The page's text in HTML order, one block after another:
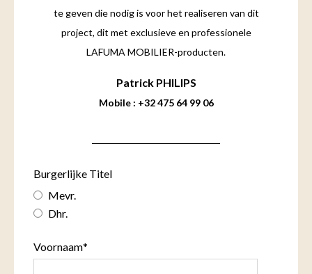
te geven die nodig is voor het realiseren van dit
project, dit met exclusieve en professionele
LAFUMA MOBILIER-producten.
Patrick PHILIPS
Mobile : +32 475 64 99 06
Burgerlijke Titel
Mevr.
Dhr.
Voornaam*